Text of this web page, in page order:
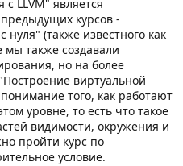
LLVM" является
курсов -
(также известного как
также создавали
но на более
виртуальной
того, как работают
уровне, то есть что такое
видимости, окружения и
пройти курс по
условие.